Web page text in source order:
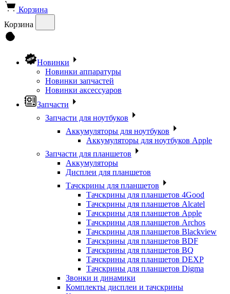
Корзина
Корзина
Новинки
Новинки аппаратуры
Новинки запчастей
Новинки аксессуаров
Запчасти
Запчасти для ноутбуков
Аккумуляторы для ноутбуков
Аккумуляторы для ноутбуков Apple
Запчасти для планшетов
Аккумуляторы
Дисплеи для планшетов
Тачскрины для планшетов
Тачскрины для планшетов 4Good
Тачскрины для планшетов Alcatel
Тачскрины для планшетов Apple
Тачскрины для планшетов Archos
Тачскрины для планшетов Blackview
Тачскрины для планшетов BDF
Тачскрины для планшетов BQ
Тачскрины для планшетов DEXP
Тачскрины для планшетов Digma
Звонки и динамики
Комплекты дисплеи и тачскрины